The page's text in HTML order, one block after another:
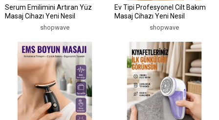
Serum Emilimini Artıran Yüz
Masaj Cihazı Yeni Nesil
shopwave
Ev Tipi Profesyonel Cilt Bakım
Masaj Cihazı Yeni Nesil
shopwave